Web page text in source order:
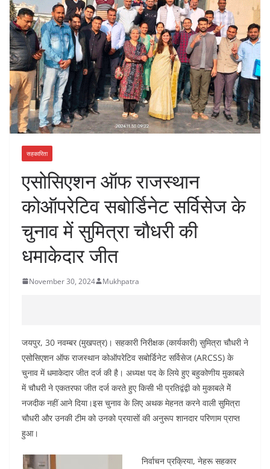
सहकारिता
एसोसिएशन ऑफ राजस्थान
कोऑपरेटिव सबोर्डिनेट सर्विसेज के
चुनाव में सुमित्रा चौधरी की
धमाकेदार जीत
November 30, 2024 Mukhpatra
जयपुर, 30 नवम्बर (मुखपत्र)। सहकारी निरीक्षक (कार्यकारी) सुमित्रा चौधरी ने
एसोसिएशन ऑफ राजस्थान कोऑपरेटिव सबोर्डिनेट सर्विसेज (ARCSS) के
चुनाव में धमाकेदार जीत दर्ज की है। अध्यक्ष पद के लिये हुए बहुकोणीय मुकाबले
में चौधरी ने एकतरफा जीत दर्ज करते हुए किसी भी प्रतिद्वंद्वी को मुकाबले मेें
नजदीक नहीं आने दिया।इस चुनाव के लिए अथक मेहनत करने वाली सुमित्रा
चौधरी और उनकी टीम को उनको प्रयासों की अनुरूप शानदार परिणाम प्राप्त
हुआ।
निर्वाचन प्रक्रिया, नेहरू सहकार